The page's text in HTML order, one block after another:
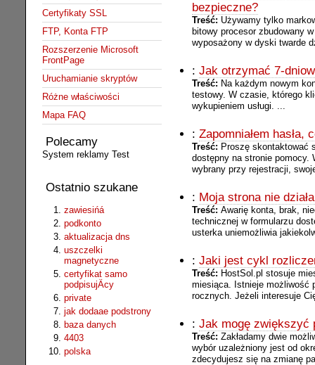
Certyfikaty SSL
FTP, Konta FTP
Rozszerzenie Microsoft
FrontPage
Uruchamianie skryptów
Różne właściwości
Mapa FAQ
Polecamy
System reklamy Test
Ostatnio szukane
zawiesińá
podkonto
aktualizacja dns
uszczelki
magnetyczne
certyfikat samo
podpisujÄcy
private
jak dodaae podstrony
baza danych
4403
polska
bezpieczne?
Treść: Używamy tylko
bitowy procesor zbudowany
wyposażony w dyski twarde
: Jak otrzymać 7-
Treść: Na każdym nowym
testowy. W czasie, którego
wykupieniem usługi. ...
: Zapomniałem hasła,
Treść: Proszę skontaktować
dostępny na stronie pomocy.
wybrany przy rejestracji,
: Moja strona nie
Treść: Awarię konta, brak,
technicznej w formularzu
usterka uniemożliwia
: Jaki jest cykl
Treść: HostSol.pl stosuje
miesiąca. Istnieje możliwość
rocznych. Jeżeli interesuje
: Jak mogę zwiększyć
Treść: Zakładamy dwie
wybór uzależniony jest od
zdecydujesz się na zmianę